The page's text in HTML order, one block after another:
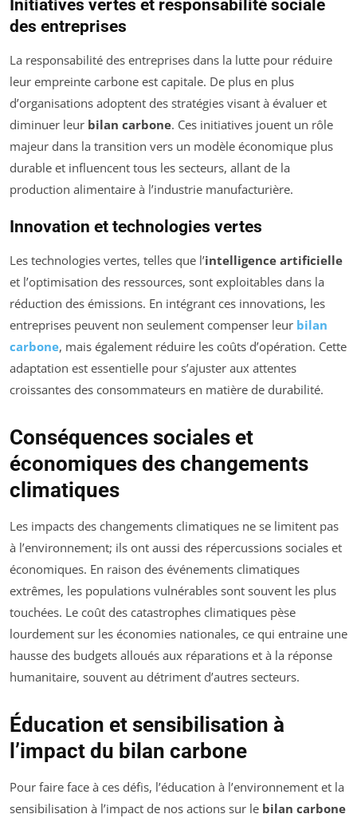
Initiatives vertes et responsabilité sociale
des entreprises
La responsabilité des entreprises dans la lutte pour réduire
leur empreinte carbone est capitale. De plus en plus
d’organisations adoptent des stratégies visant à évaluer et
diminuer leur bilan carbone. Ces initiatives jouent un rôle
majeur dans la transition vers un modèle économique plus
durable et influencent tous les secteurs, allant de la
production alimentaire à l’industrie manufacturière.
Innovation et technologies vertes
Les technologies vertes, telles que l’intelligence artificielle
et l’optimisation des ressources, sont exploitables dans la
réduction des émissions. En intégrant ces innovations, les
entreprises peuvent non seulement compenser leur bilan
carbone, mais également réduire les coûts d’opération. Cette
adaptation est essentielle pour s’ajuster aux attentes
croissantes des consommateurs en matière de durabilité.
Conséquences sociales et
économiques des changements
climatiques
Les impacts des changements climatiques ne se limitent pas
à l’environnement; ils ont aussi des répercussions sociales et
économiques. En raison des événements climatiques
extrêmes, les populations vulnérables sont souvent les plus
touchées. Le coût des catastrophes climatiques pèse
lourdement sur les économies nationales, ce qui entraine une
hausse des budgets alloués aux réparations et à la réponse
humanitaire, souvent au détriment d’autres secteurs.
Éducation et sensibilisation à
l’impact du bilan carbone
Pour faire face à ces défis, l’éducation à l’environnement et la
sensibilisation à l’impact de nos actions sur le bilan carbone